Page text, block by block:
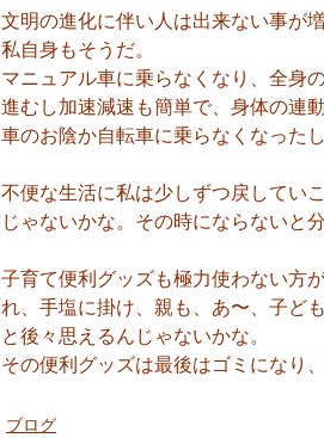
文明の進化に伴い人は出来ない事が増
私自身もそうだ。
マニュアル車に乗らなくなり、全身
進むし加速減速も簡単で、身体の連
車のお陰か自転車に乗らなくなった
不便な生活に私は少しずつ戻してい
じゃないかな。その時にならないと
子育て便利グッズも極力使わない方
れ、手塩に掛け、親も、あ〜、子ど
と後々思えるんじゃないかな。
その便利グッズは最後はゴミになり
ブログ